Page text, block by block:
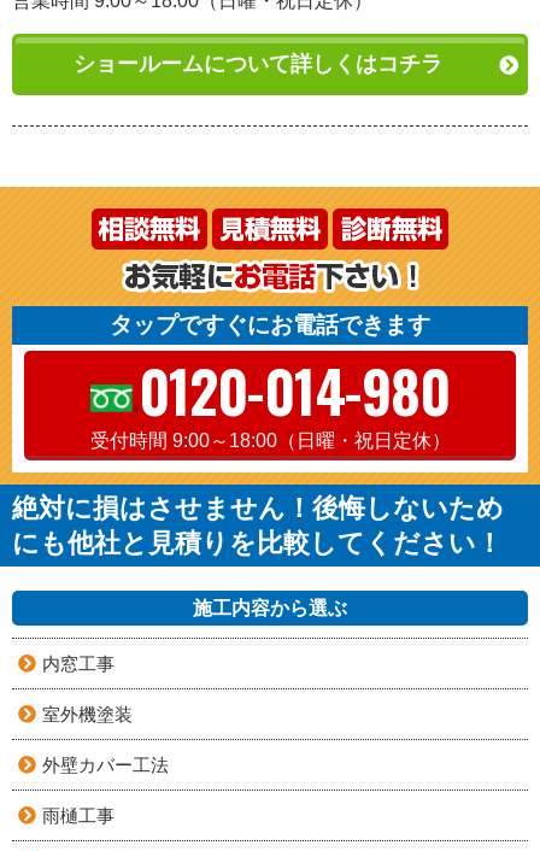
ショールームについて詳しくはコチラ
タップですぐにお電話できます
0120-014-980
受付時間 9:00～18:00（日曜・祝日定休）
絶対に損はさせません！後悔しないため
にも他社と見積りを比較してください！
施工内容から選ぶ
内窓工事
室外機塗装
外壁カバー工法
雨樋工事